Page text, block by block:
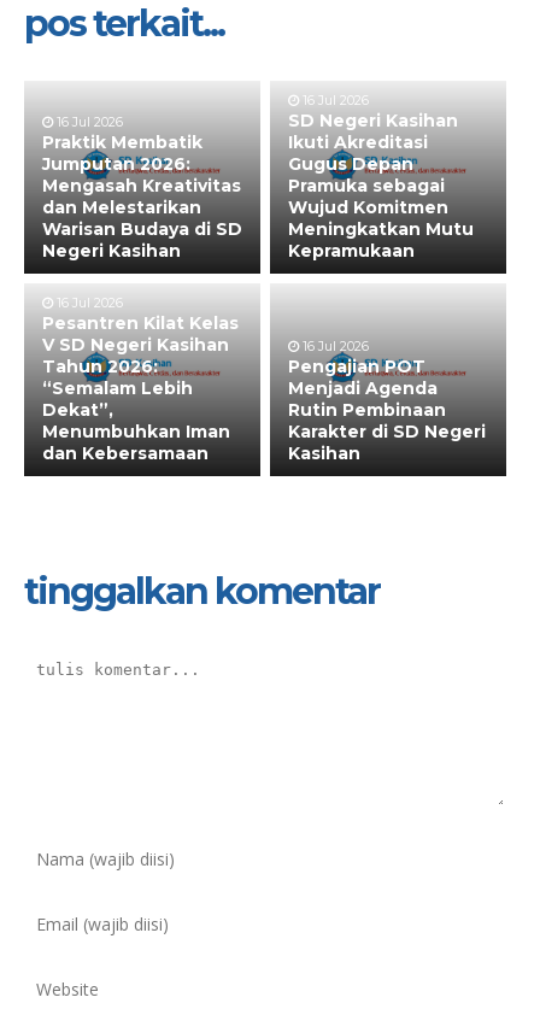
pos terkait...
16 Jul 2026
Praktik Membatik
Jumputan 2026:
Mengasah Kreativitas
dan Melestarikan
Warisan Budaya di SD
Negeri Kasihan
16 Jul 2026
SD Negeri Kasihan
Ikuti Akreditasi
Gugus Depan
Pramuka sebagai
Wujud Komitmen
Meningkatkan Mutu
Kepramukaan
16 Jul 2026
Pesantren Kilat Kelas
V SD Negeri Kasihan
Tahun 2026:
“Semalam Lebih
Dekat”,
Menumbuhkan Iman
dan Kebersamaan
16 Jul 2026
Pengajian POT
Menjadi Agenda
Rutin Pembinaan
Karakter di SD Negeri
Kasihan
tinggalkan komentar